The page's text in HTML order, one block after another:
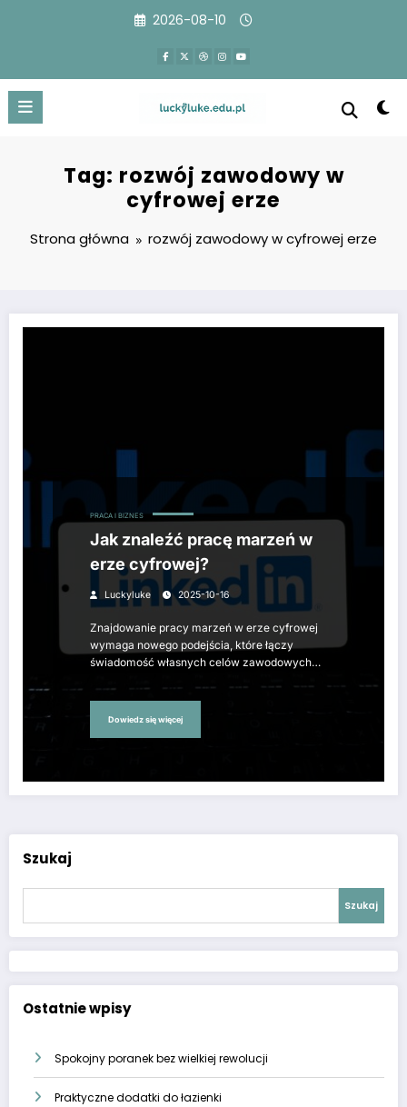
2026-08-10
Tag: rozwój zawodowy w
cyfrowej erze
Strona główna rozwój zawodowy w cyfrowej erze
PRACA I BIZNES
Jak znaleźć pracę marzeń w
erze cyfrowej?
Luckyluke 2025-10-16
Znajdowanie pracy marzeń w erze cyfrowej
wymaga nowego podejścia, które łączy
świadomość własnych celów zawodowych…
Dowiedz się więcej
Szukaj
Szukaj
Ostatnie wpisy
Spokojny poranek bez wielkiej rewolucji
Praktyczne dodatki do łazienki